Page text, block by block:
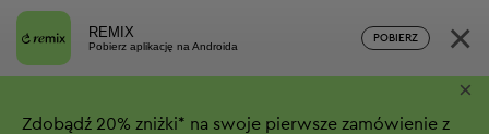
REMIX
Pobierz aplikację na Androida
POBIERZ ×
Zdobądź 20% zniżki* na swoje pierwsze zamówienie z
×